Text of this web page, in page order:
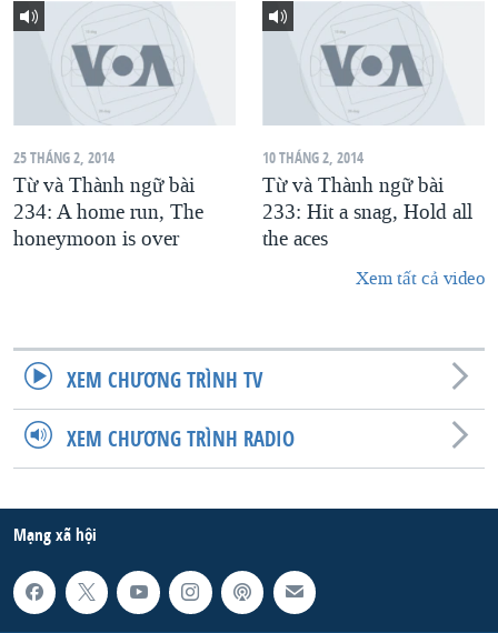
25 THÁNG 2, 2014
Từ và Thành ngữ bài
234: A home run, The
honeymoon is over
10 THÁNG 2, 2014
Từ và Thành ngữ bài
233: Hit a snag, Hold all
the aces
Xem tất cả video
XEM CHƯƠNG TRÌNH TV
XEM CHƯƠNG TRÌNH RADIO
Mạng xã hội